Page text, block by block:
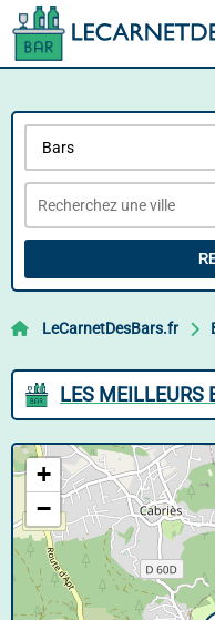
LeCarnetDesBars.fr
LES MEILLEURS
+
−